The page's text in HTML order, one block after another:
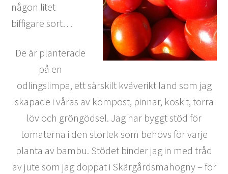
någon litet
biffigare sort…
De är planterade
på en
odlingslimpa, ett särskilt kväverikt land som jag
skapade i våras av kompost, pinnar, koskit, torra
löv och gröngödsel. Jag har byggt stöd för
tomaterna i den storlek som behövs för varje
planta av bambu. Stödet binder jag in med tråd
av jute som jag doppat i Skärgårdsmahogny – för